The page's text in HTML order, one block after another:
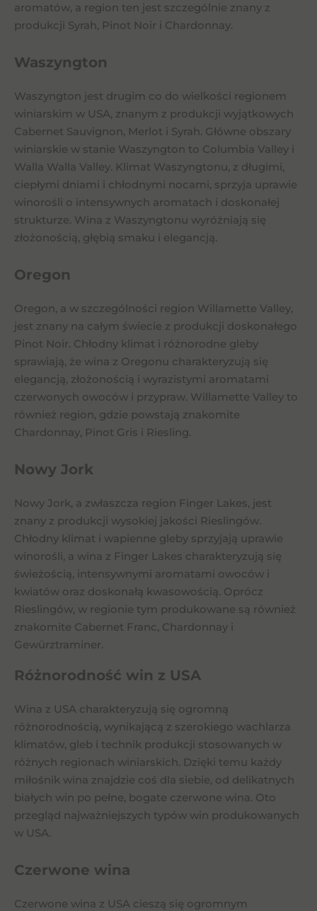
aromatów, a region ten jest szczególnie znany z
produkcji Syrah, Pinot Noir i Chardonnay.
Waszyngton
Waszyngton jest drugim co do wielkości regionem
winiarskim w USA, znanym z produkcji wyjątkowych
Cabernet Sauvignon, Merlot i Syrah. Główne obszary
winiarskie w stanie Waszyngton to Columbia Valley i
Walla Walla Valley. Klimat Waszyngtonu, z długimi,
ciepłymi dniami i chłodnymi nocami, sprzyja uprawie
winorośli o intensywnych aromatach i doskonałej
strukturze. Wina z Waszyngtonu wyróżniają się
złożonością, głębią smaku i elegancją.
Oregon
Oregon, a w szczególności region Willamette Valley,
jest znany na całym świecie z produkcji doskonałego
Pinot Noir. Chłodny klimat i różnorodne gleby
sprawiają, że wina z Oregonu charakteryzują się
elegancją, złożonością i wyrazistymi aromatami
czerwonych owoców i przypraw. Willamette Valley to
również region, gdzie powstają znakomite
Chardonnay, Pinot Gris i Riesling.
Nowy Jork
Nowy Jork, a zwłaszcza region Finger Lakes, jest
znany z produkcji wysokiej jakości Rieslingów.
Chłodny klimat i wapienne gleby sprzyjają uprawie
winorośli, a wina z Finger Lakes charakteryzują się
świeżością, intensywnymi aromatami owoców i
kwiatów oraz doskonałą kwasowością. Oprócz
Rieslingów, w regionie tym produkowane są również
znakomite Cabernet Franc, Chardonnay i
Gewürztraminer.
Różnorodność win z USA
Wina z USA charakteryzują się ogromną
różnorodnością, wynikającą z szerokiego wachlarza
klimatów, gleb i technik produkcji stosowanych w
różnych regionach winiarskich. Dzięki temu każdy
miłośnik wina znajdzie coś dla siebie, od delikatnych
białych win po pełne, bogate czerwone wina. Oto
przegląd najważniejszych typów win produkowanych
w USA.
Czerwone wina
Czerwone wina z USA cieszą się ogromnym